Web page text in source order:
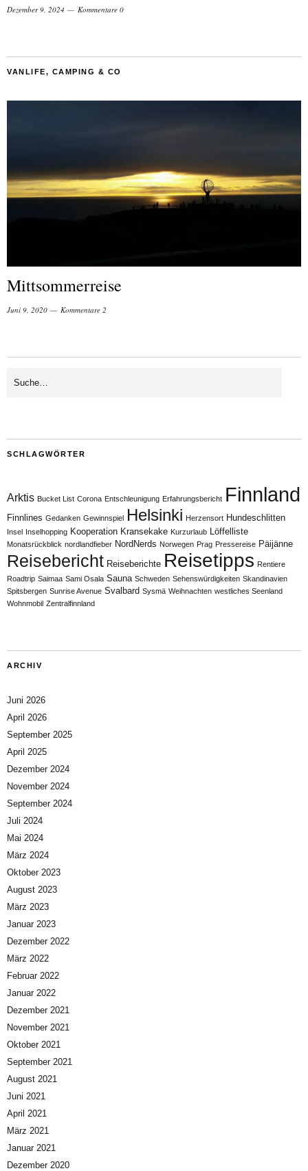
Dezember 9, 2024 Kommentare 0
VANLIFE, CAMPING & CO
Mittsommerreise
Juni 9, 2020 Kommentare 2
SCHLAGWÖRTER
Arktis Bucket List Corona Entschleunigung Erfahrungsbericht Finnland
Finnlines Gedanken Gewinnspiel Helsinki Herzensort Hundeschlitten
Insel Inselhopping Kooperation Kransekake Kurzurlaub Löffelliste
Monatsrückblick nordlandfieber NordNerds Norwegen Prag Pressereise Päijänne
Reisebericht Reiseberichte Reisetipps Rentiere
Roadtrip Saimaa Sami Osala Sauna Schweden Sehenswürdigkeiten Skandinavien
Spitsbergen Sunrise Avenue Svalbard Sysmä Weihnachten westliches Seenland
Wohnmobil Zentralfinnland
ARCHIV
Juni 2026
April 2026
September 2025
April 2025
Dezember 2024
November 2024
September 2024
Juli 2024
Mai 2024
März 2024
Oktober 2023
August 2023
März 2023
Januar 2023
Dezember 2022
März 2022
Februar 2022
Januar 2022
Dezember 2021
November 2021
Oktober 2021
September 2021
August 2021
Juni 2021
April 2021
März 2021
Januar 2021
Dezember 2020